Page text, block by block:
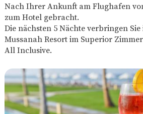
Nach Ihrer Ankunft am Flughafen
zum Hotel gebracht.
Die nächsten 5 Nächte verbringen
Mussanah Resort im Superior
All Inclusive.